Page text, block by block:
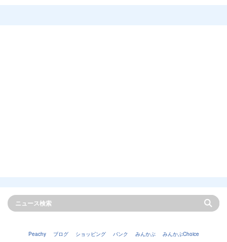
Peachy ブログ ショッピング バンク みんかぶ みんかぶChoice